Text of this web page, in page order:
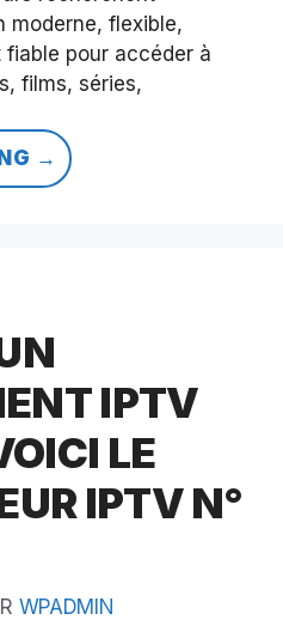
moderne, flexible,
pour accéder à
films, séries,
→
IPTV
LE
IPTV N°
WPADMIN